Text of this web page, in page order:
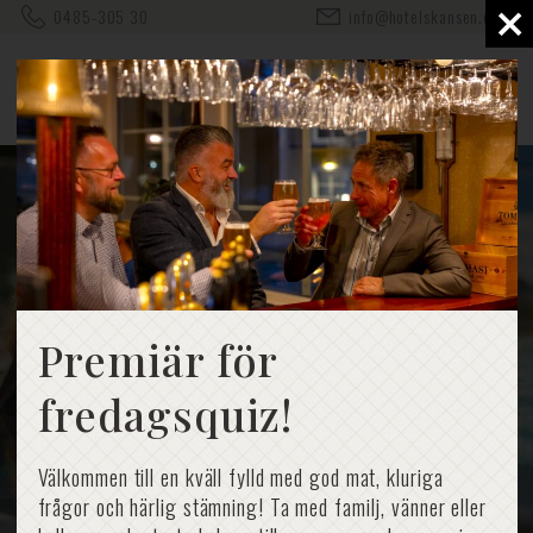
Premiär för
fredagsquiz!
Välkommen till en kväll fylld med god mat, kluriga
frågor och härlig stämning! Ta med familj, vänner eller
info@hotelskansen.com